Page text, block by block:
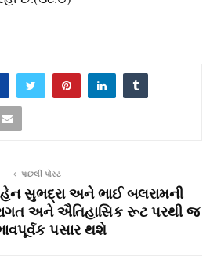
પાછલી પોસ્ટ
સુભદ્રા અને ભાઈ બલરામની
અને ઐતિહાસિક રૂટ પરથી જ
પસાર થશે